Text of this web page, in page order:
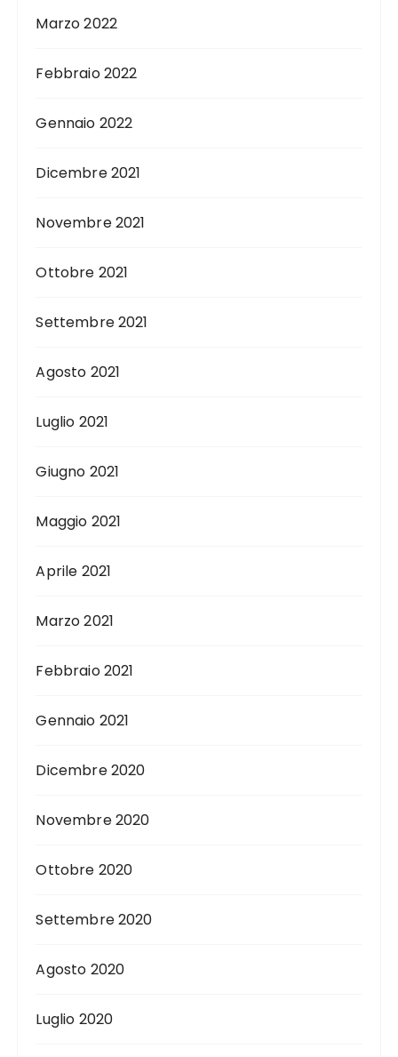
Marzo 2022
Febbraio 2022
Gennaio 2022
Dicembre 2021
Novembre 2021
Ottobre 2021
Settembre 2021
Agosto 2021
Luglio 2021
Giugno 2021
Maggio 2021
Aprile 2021
Marzo 2021
Febbraio 2021
Gennaio 2021
Dicembre 2020
Novembre 2020
Ottobre 2020
Settembre 2020
Agosto 2020
Luglio 2020